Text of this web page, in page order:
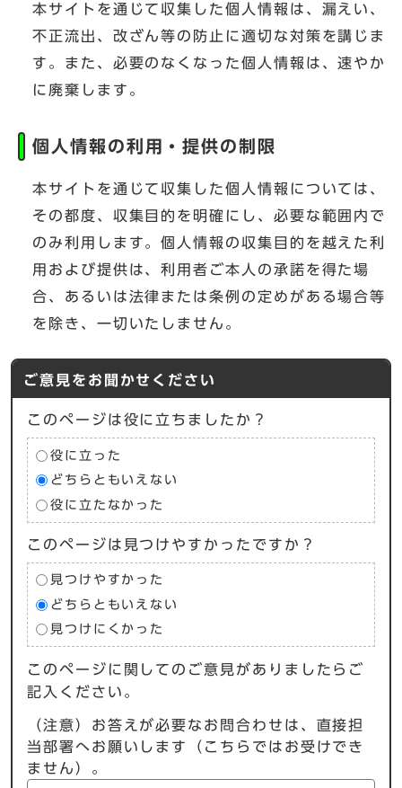
本サイトを通じて収集した個人情報は、漏えい、
不正流出、改ざん等の防止に適切な対策を講じま
す。また、必要のなくなった個人情報は、速やか
に廃棄します。
個人情報の利用・提供の制限
本サイトを通じて収集した個人情報については、
その都度、収集目的を明確にし、必要な範囲内で
のみ利用します。個人情報の収集目的を越えた利
用および提供は、利用者ご本人の承諾を得た場
合、あるいは法律または条例の定めがある場合等
を除き、一切いたしません。
ご意見をお聞かせください
このページは役に立ちましたか？
役に立った
どちらともいえない
役に立たなかった
このページは見つけやすかったですか？
見つけやすかった
どちらともいえない
見つけにくかった
このページに関してのご意見がありましたらご
記入ください。
（注意）お答えが必要なお問合わせは、直接担
当部署へお願いします（こちらではお受けでき
ません）。